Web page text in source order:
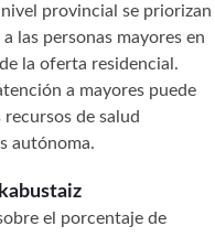
provincial se priorizan
las personas mayores en
la oferta residencial.
a mayores puede
de salud
autónoma.
el porcentaje de